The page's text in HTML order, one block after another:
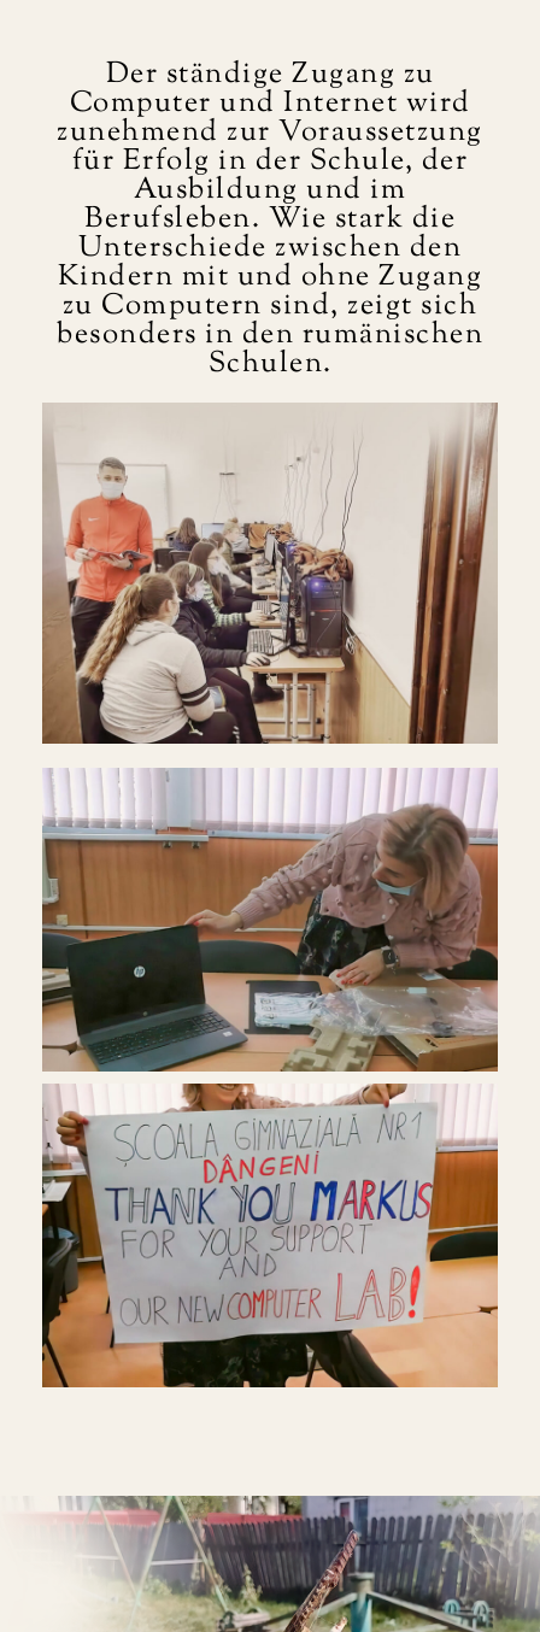
Der ständige Zugang zu
Computer und Internet wird
zunehmend zur Voraussetzung
für Erfolg in der Schule, der
Ausbildung und im
Berufsleben. Wie stark die
Unterschiede zwischen den
Kindern mit und ohne Zugang
zu Computern sind, zeigt sich
besonders in den rumänischen
Schulen.